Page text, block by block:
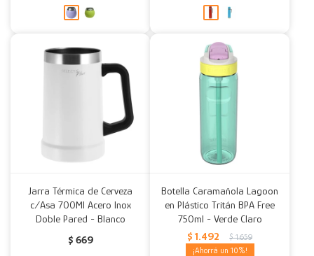
Jarra Térmica de Cerveza
c/Asa 700Ml Acero Inox
Doble Pared - Blanco
$ 669
Botella Caramañola Lagoon
en Plástico Tritán BPA Free
750ml - Verde Claro
$ 1.492 $ 1.659
10